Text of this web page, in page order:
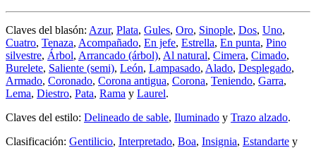
Claves del blasón: Azur, Plata, Gules, Oro, Sinople, Dos, Uno,
Cuatro, Tenaza, Acompañado, En jefe, Estrella, En punta, Pino
silvestre, Árbol, Arrancado (árbol), Al natural, Cimera, Cimado,
Burelete, Saliente (semi), León, Lampasado, Alado, Desplegado,
Armado, Coronado, Corona antigua, Corona, Teniendo, Garra,
Lema, Diestro, Pata, Rama y Laurel.
Claves del estilo: Delineado de sable, Iluminado y Trazo alzado.
Clasificación: Gentilicio, Interpretado, Boa, Insignia, Estandarte y